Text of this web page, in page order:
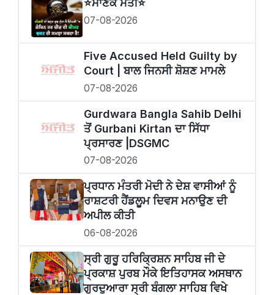
⭐️ਮਾਣਕ ਮੋਤੀ⭐️
07-08-2026
Five Accused Held Guilty by
Court | ਬਾਲ ਜਿਨਸੀ ਸ਼ੋਸ਼ਣ ਮਾਮਲੇ
07-08-2026
Gurdwara Bangla Sahib Delhi
ਤੋਂ Gurbani Kirtan ਦਾ ਸਿੱਧਾ
ਪ੍ਰਸਾਰਣ |DSGMC
07-08-2026
ਪ੍ਰਧਾਨ ਮੰਤਰੀ ਮੋਦੀ ਨੇ ਦੇਸ਼ ਵਾਸੀਆਂ ਨੂੰ
ਰਾਸ਼ਟਰੀ ਹੈਂਡਲੂਮ ਦਿਵਸ ਮਨਾਉਣ ਦੀ
ਅਪੀਲ ਕੀਤੀ
06-08-2026
ਸ੍ਰੀ ਗੁਰੂ ਹਰਿਕ੍ਰਿਸ਼ਨ ਸਾਹਿਬ ਜੀ ਦੇ
ਪ੍ਰਕਾਸ਼ ਪੁਰਬ ਮੌਕੇ ਇਤਿਹਾਸਕ ਅਸਥਾਨ
ਗੁਰਦੁਆਰਾ ਸ੍ਰੀ ਬੰਗਲਾ ਸਾਹਿਬ ਵਿਖੇ